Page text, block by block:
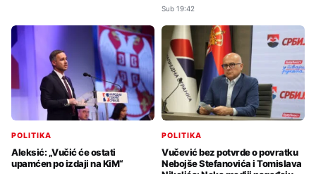
Sub 19:42
POLITIKA
Aleksić: „Vučić će ostati
upamćen po izdaji na KiM“
POLITIKA
Vučević bez potvrde o povratku
Nebojše Stefanovića i Tomislava